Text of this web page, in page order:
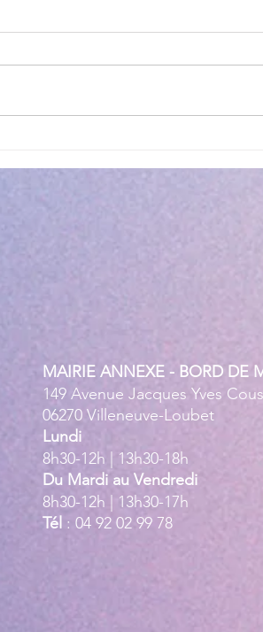
l’ensemble des plages
MAIRIE ANNEXE - BORD DE
149 Avenue Jacques Yves
06270 Villeneuve-Loubet
Lundi
8h30-12h | 13h30-18h
Du Mardi au Vendredi
8h30-12h | 13h30-17h
Tél : 04 92 02 99 78